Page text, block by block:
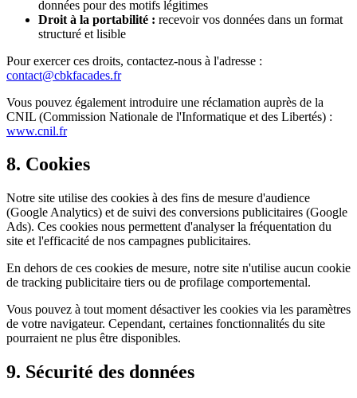
données pour des motifs légitimes
Droit à la portabilité : recevoir vos données dans un format
structuré et lisible
Pour exercer ces droits, contactez-nous à l'adresse :
contact@cbkfacades.fr
Vous pouvez également introduire une réclamation auprès de la
CNIL (Commission Nationale de l'Informatique et des Libertés) :
www.cnil.fr
8. Cookies
Notre site utilise des cookies à des fins de mesure d'audience
(Google Analytics) et de suivi des conversions publicitaires (Google
Ads). Ces cookies nous permettent d'analyser la fréquentation du
site et l'efficacité de nos campagnes publicitaires.
En dehors de ces cookies de mesure, notre site n'utilise aucun cookie
de tracking publicitaire tiers ou de profilage comportemental.
Vous pouvez à tout moment désactiver les cookies via les paramètres
de votre navigateur. Cependant, certaines fonctionnalités du site
pourraient ne plus être disponibles.
9. Sécurité des données